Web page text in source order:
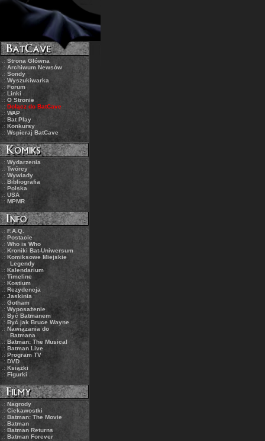
.: Strona Główna
.: Archiwum Newsów
.: Sondy
.:Wyszukiwarka
.: Forum
.: Linki
.: O Stronie
.: Dołącz do BatCave
.: WAP
.: Bat Play
.: Konkursy
.: Wspieraj BatCave
.: Wydarzenia
.: Twórcy
.: Wywiady
.:Bibliografia
.: Polska
.: USA
.: MPMR
.: F.A.Q.
.: Postacie
.: Who is Who
.:Kroniki Bat-Uniwersum
.: Komiksowe Miejskie
Legendy
.: Kalendarium
.: Timeline
.: Kostium
.: Rezydencja
.: Jaskinia
.: Gotham
.:Wyposażenie
.: Być Batmanem
.: Być jak Bruce Wayne
.: Nawiązania do
Batmana
.:Batman: The Musical
.: Batman Live
.: Program TV
.: DVD
.:Książki
.: Figurki
.: Nagrody
.: Ciekawostki
.: Batman: The Movie
.:Batman
.: Batman Returns
.: Batman Forever